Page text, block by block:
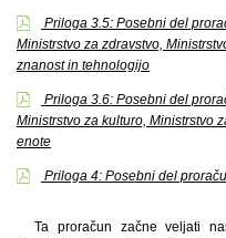
Priloga 3.5: Posebni del
Ministrstvo za zdravstvo,
znanost in tehnologijo
Priloga 3.6: Posebni del
Ministrstvo za kulturo, Ministrstvo
enote
Priloga 4: Posebni del
Ta proračun začne veljati